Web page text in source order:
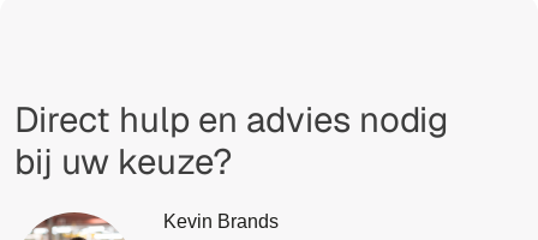
Direct hulp en advies nodig
bij uw keuze?
Kevin Brands